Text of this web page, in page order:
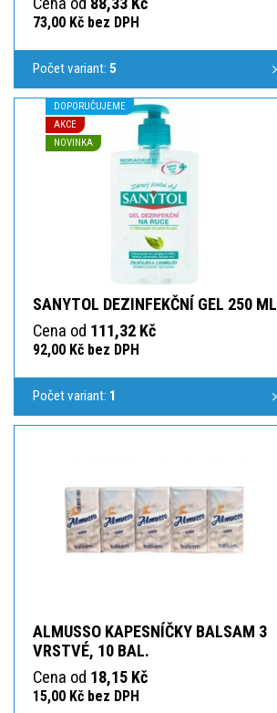
73,00 Kč bez DPH
Počet variant: 5
DOPORUČUJEME
AKCE
NOVINKA
SANYTOL DEZINFEKČNÍ GEL 250 ML
Cena od 111,32 Kč
92,00 Kč bez DPH
Počet variant: 1
ALMUSSO KAPESNÍČKY BALSAM 3
VRSTVÉ, 10 BAL.
Cena od 18,15 Kč
15,00 Kč bez DPH